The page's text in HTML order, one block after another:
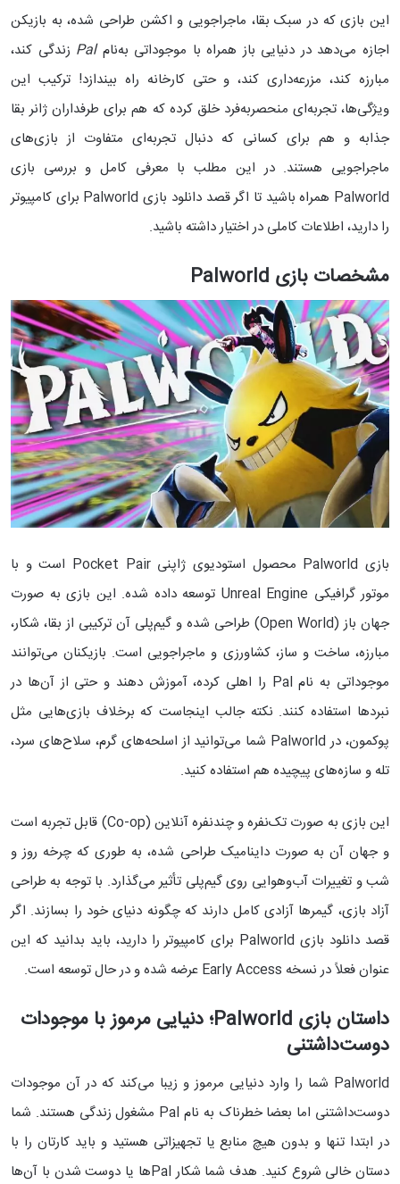
این بازی که در سبک بقا، ماجراجویی و اکشن طراحی شده، به بازیکن
اجازه می‌دهد در دنیایی باز همراه با موجوداتی به‌نامPal زندگی کند،
مبارزه کند، مزرعه‌داری کند، و حتی کارخانه راه بیندازد! ترکیب این
ویژگی‌ها، تجربه‌ای منحصربه‌فرد خلق کرده که هم برای طرفداران ژانر بقا
جذابه و هم برای کسانی که دنبال تجربه‌ای متفاوت از بازی‌های
ماجراجویی هستند. در این مطلب با معرفی کامل و بررسی بازی
Palworld همراه باشید تا اگر قصد دانلود بازی Palworld برای کامپیوتر
را دارید، اطلاعات کاملی در اختیار داشته باشید.
مشخصات بازی Palworld
بازی Palworld محصول استودیوی ژاپنی Pocket Pair است و با
موتور گرافیکی Unreal Engine توسعه داده شده. این بازی به صورت
جهان باز (Open World) طراحی شده و گیم‌پلی آن ترکیبی از بقا، شکار،
مبارزه، ساخت و ساز، کشاورزی و ماجراجویی است. بازیکنان می‌توانند
موجوداتی به نام Pal را اهلی کرده، آموزش دهند و حتی از آن‌ها در
نبردها استفاده کنند. نکته جالب اینجاست که برخلاف بازی‌هایی مثل
پوکمون، در Palworld شما می‌توانید از اسلحه‌های گرم، سلاح‌های سرد،
تله و سازه‌های پیچیده هم استفاده کنید.
این بازی به صورت تک‌نفره و چندنفره آنلاین (Co-op) قابل تجربه است
و جهان آن به صورت داینامیک طراحی شده، به طوری که چرخه روز و
شب و تغییرات آب‌و‌هوایی روی گیم‌پلی تأثیر می‌گذارد. با توجه به طراحی
آزاد بازی، گیمرها آزادی کامل دارند که چگونه دنیای خود را بسازند. اگر
قصد دانلود بازی Palworld برای کامپیوتر را دارید، باید بدانید که این
عنوان فعلاً در نسخه Early Access عرضه شده و در حال توسعه است.
داستان بازی Palworld؛ دنیایی مرموز با موجودات
دوست‌داشتنی
Palworld شما را وارد دنیایی مرموز و زیبا می‌کند که در آن موجودات
دوست‌داشتنی اما بعضا خطرناک به نام Pal مشغول زندگی هستند. شما
در ابتدا تنها و بدون هیچ منابع یا تجهیزاتی هستید و باید کارتان را با
دستان خالی شروع کنید. هدف شما شکار Palها یا دوست شدن با آن‌ها